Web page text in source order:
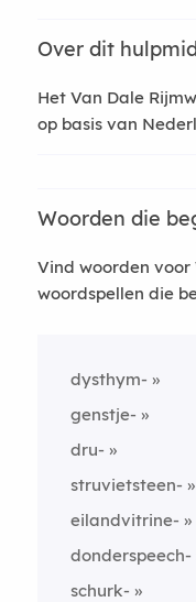
Over dit
Het Van Dale
op basis van
Woorden die
Vind woorden
woordspellen die
dysthym-
genstje-
dru-
struvietsteen-
eilandvitrine-
donderspeech-
schurk-